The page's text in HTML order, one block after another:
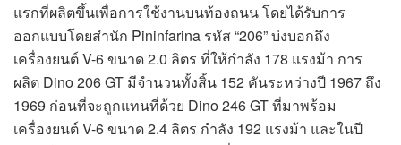
แรกที่ผลิตขึ้นเพื่อการใช้งานบนท้องถนน โดยได้รับการ
ออกแบบโดยสำนัก Pininfarina รหัส “206” บ่งบอกถึง
เครื่องยนต์ V-6 ขนาด 2.0 ลิตร ที่ให้กำลัง 178 แรงม้า การ
ผลิต Dino 206 GT มีจำนวนทั้งสิ้น 152 คันระหว่างปี 1967 ถึง
1969 ก่อนที่จะถูกแทนที่ด้วย Dino 246 GT ที่มาพร้อม
เครื่องยนต์ V-6 ขนาด 2.4 ลิตร กำลัง 192 แรงม้า และในปี